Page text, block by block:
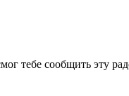
тебе сообщить эту